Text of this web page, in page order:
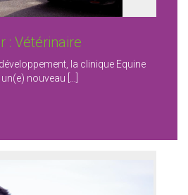
: Vétérinaire
la clinique Equine
nouveau […]